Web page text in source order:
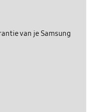
van je Samsung